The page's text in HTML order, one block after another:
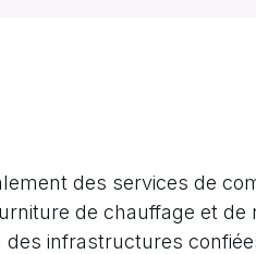
des services de
de chauffage et
infrastructures